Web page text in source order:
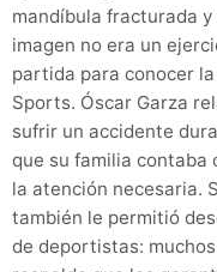
mandíbula fracturada
imagen no era un
partida para conocer
Sports. Óscar Garza
sufrir un accidente
que su familia contaba
la atención necesaria.
también le permitió
de deportistas: